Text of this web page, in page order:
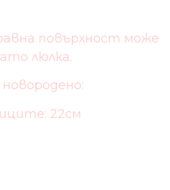
повърхност може
люлка.
22см